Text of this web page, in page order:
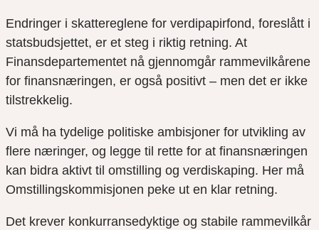
Endringer i skattereglene for verdipapirfond, foreslått i
statsbudsjettet, er et steg i riktig retning. At
Finansdepartementet nå gjennomgår rammevilkårene
for finansnæringen, er også positivt – men det er ikke
tilstrekkelig.
Vi må ha tydelige politiske ambisjoner for utvikling av
flere næringer, og legge til rette for at finansnæringen
kan bidra aktivt til omstilling og verdiskaping. Her må
Omstillingskommisjonen peke ut en klar retning.
Det krever konkurransedyktige og stabile rammevilkår